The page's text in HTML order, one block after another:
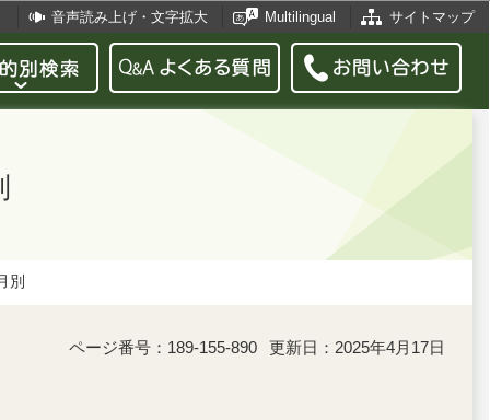
音声読み上げ・文字拡大 Multilingual サイトマップ
別
ページ番号：189-155-890 更新日：2025年4月17日